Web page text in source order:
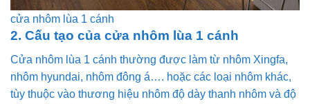
cửa nhôm lùa 1 cánh
2. Cấu tạo của cửa nhôm lùa 1 cánh
Cửa nhôm lùa 1 cánh thường được làm từ nhôm Xingfa,
nhôm hyundai, nhôm đông á…. hoặc các loại nhôm khác,
tùy thuộc vào thương hiệu nhôm độ dày thanh nhôm và độ